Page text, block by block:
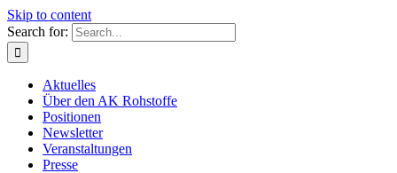
Skip to content
Search for:
Aktuelles
Über den AK Rohstoffe
Positionen
Newsletter
Veranstaltungen
Presse